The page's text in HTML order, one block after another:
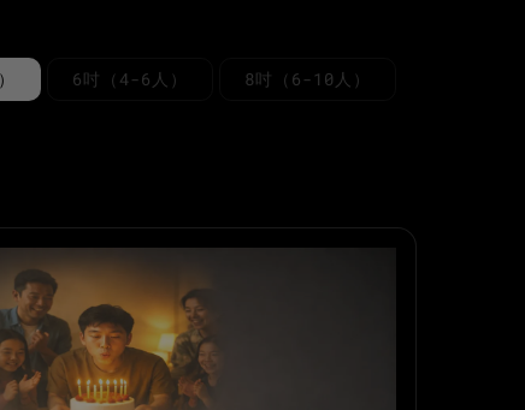
6吋（4-6人） 8吋（6-10人）